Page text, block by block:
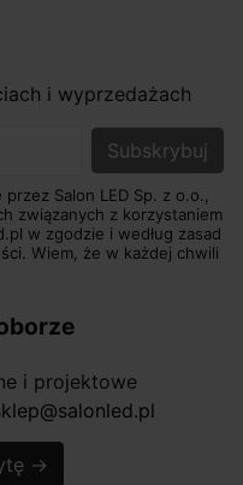
i wyprzedażach
Salon LED Sp. z o.o.,
związanych z korzystaniem
w zgodzie i według zasad
Wiem, że w każdej chwili
i projektowe
→